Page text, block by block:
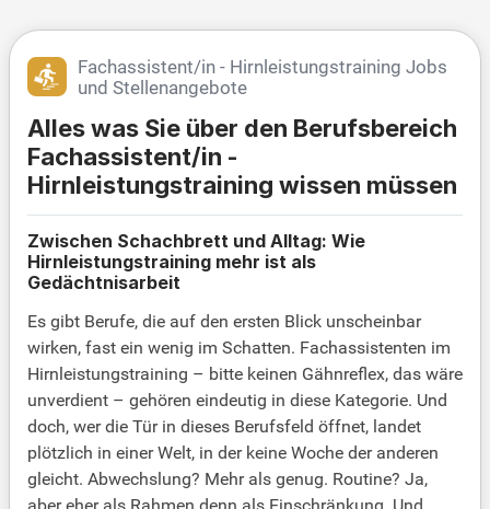
Fachassistent/in - Hirnleistungstraining Jobs
und Stellenangebote
Alles was Sie über den Berufsbereich
Fachassistent/in -
Hirnleistungstraining wissen müssen
Zwischen Schachbrett und Alltag: Wie
Hirnleistungstraining mehr ist als
Gedächtnisarbeit
Es gibt Berufe, die auf den ersten Blick unscheinbar
wirken, fast ein wenig im Schatten. Fachassistenten im
Hirnleistungstraining – bitte keinen Gähnreflex, das wäre
unverdient – gehören eindeutig in diese Kategorie. Und
doch, wer die Tür in dieses Berufsfeld öffnet, landet
plötzlich in einer Welt, in der keine Woche der anderen
gleicht. Abwechslung? Mehr als genug. Routine? Ja,